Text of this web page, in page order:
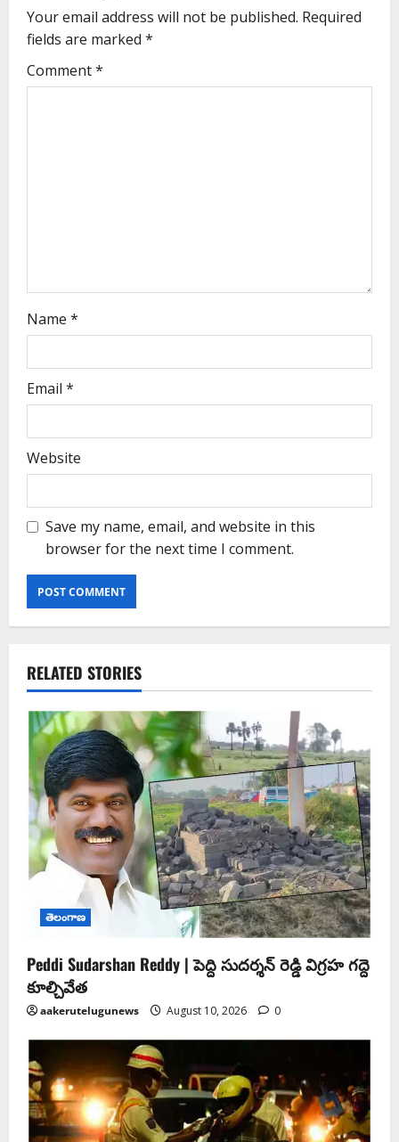
Your email address will not be published. Required
fields are marked *
Comment*
Name *
Email *
Website
Save my name, email, and website in this
browser for the next time I comment.
RELATED STORIES
తెలంగాణ
Peddi Sudarshan Reddy | పెద్ది సుదర్శన్ రెడ్డి విగ్రహ గద్దె
కూల్చివేత
aakerutelugunews August 10, 2026 0